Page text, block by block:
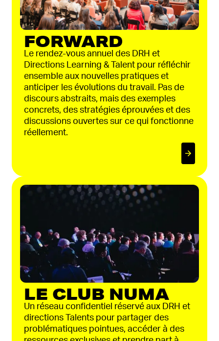
FORWARD
Le rendez-vous annuel des DRH et
Directions Learning & Talent pour réfléchir
ensemble aux nouvelles pratiques et
anticiper les évolutions du travail. Pas de
discours abstraits, mais des exemples
concrets, des stratégies éprouvées et des
discussions ouvertes sur ce qui fonctionne
réellement.
LE CLUB NUMA
Un réseau confidentiel réservé aux DRH et
directions Talents pour partager des
problématiques pointues, accéder à des